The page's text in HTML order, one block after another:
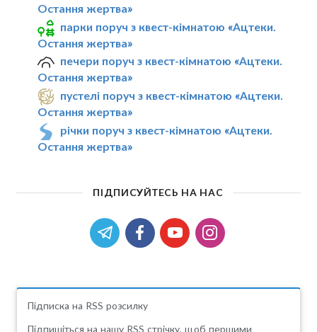
Остання жертва»
парки поруч з квест-кімнатою «Ацтеки.
Остання жертва»
печери поруч з квест-кімнатою «Ацтеки.
Остання жертва»
пустелі поруч з квест-кімнатою «Ацтеки.
Остання жертва»
річки поруч з квест-кімнатою «Ацтеки.
Остання жертва»
ПІДПИСУЙТЕСЬ НА НАС
Підписка на RSS розсилку
Підпишіться на нашу RSS стрічку, щоб першими